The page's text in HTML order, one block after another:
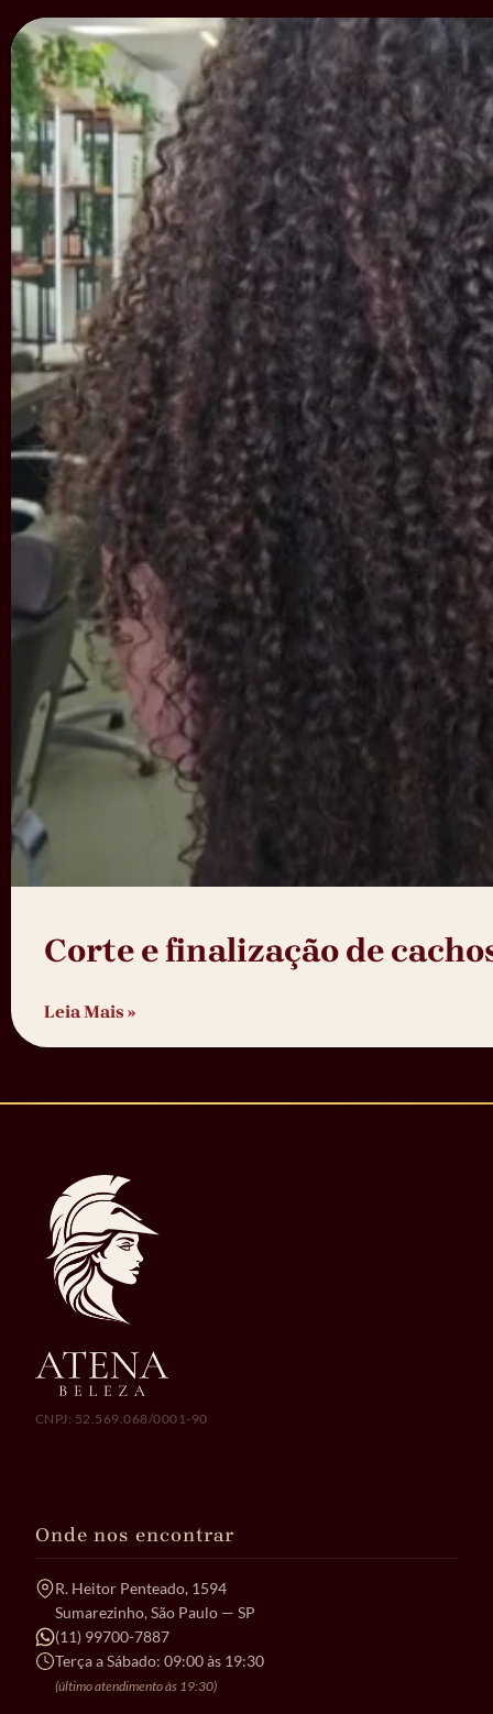
Corte e finalização de
Leia Mais »
CNPJ: 52.569.068/0001-90
Onde nos encontrar
R. Heitor Penteado, 1594
Sumarezinho, São Paulo — SP
(11) 99700-7887
Terça a Sábado: 09:00 às 19:30
(último atendimento às 19:30)